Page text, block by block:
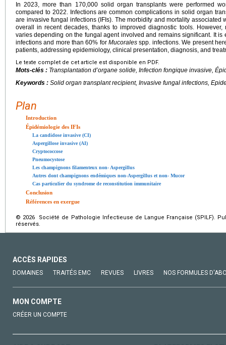
In 2023, more than 170,000 solid organ transplants were performed
compared to 2022. Infections are common complications in solid organ
are invasive fungal infections (IFIs). The morbidity and mortality associated
overall in recent decades, thanks to improved diagnostic tools.
varies depending on the fungal agent involved and remains significant. It is
infections and more than 60% forMucorales spp. infections. We present
patients, addressing epidemiology, clinical presentation, diagnosis, and
Le texte complet de cet article est disponible en PDF.
Mots-clés : Transplantation d’organe solide, Infection fongique invasive,
Keywords : Solid organ transplant recipient, Invasive fungal infections,
Plan
Introduction
Épidémiologie des IFIs
La candidose invasive (CI)
Aspergillose invasive (AI)
Cryptococcose
Pneumocystose
Les champignons filamenteux non- Aspergillus
Autres dont champignons endémiques non-Aspergillus et non- Mucor
Cas particulier du syndrome de reconstitution immunitaire
Conclusion
Références en exergue
© 2026 Société de Pathologie Infectieuse de Langue Française (SPILF).
réservés.
ACCÈS RAPIDES
DOMAINES TRAITÉS EMC REVUES LIVRES NOS FORMULES
MON COMPTE
CRÉER UN COMPTE